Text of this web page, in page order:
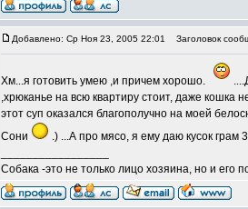
Добавлено: Ср Ноя 23, 2005 22:01 Заголовок
Хм...я готовить умею ,и причем хорошо.
,хрюканье на всю квартиру стоит, даже кошка
этот суп оказался благополучно на моей
Сони
.) ...А про мясо, я ему даю кусок
Собака -это не только лицо хозяина, но и его